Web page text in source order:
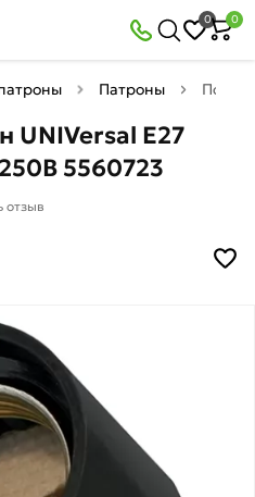
0 0
Патроны
UNIVersal Е27
5560723
отзыв